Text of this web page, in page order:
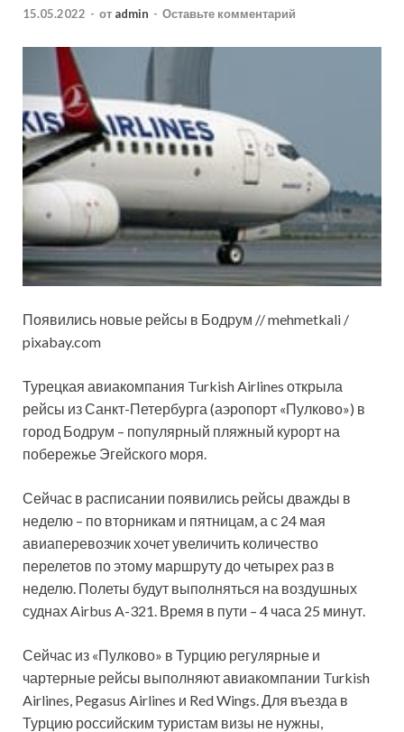
15.05.2022 - от admin - Оставьте комментарий
Появились новые рейсы в Бодрум // mehmetkali /
pixabay.com
Турецкая авиакомпания Turkish Airlines открыла
рейсы из Санкт-Петербурга (аэропорт «Пулково») в
город Бодрум – популярный пляжный курорт на
побережье Эгейского моря.
Сейчас в расписании появились рейсы дважды в
неделю – по вторникам и пятницам, а с 24 мая
авиаперевозчик хочет увеличить количество
перелетов по этому маршруту до четырех раз в
неделю. Полеты будут выполняться на воздушных
суднах Airbus A-321. Время в пути – 4 часа 25 минут.
Сейчас из «Пулково» в Турцию регулярные и
чартерные рейсы выполняют авиакомпании Turkish
Airlines, Pegasus Airlines и Red Wings. Для въезда в
Турцию российским туристам визы не нужны,